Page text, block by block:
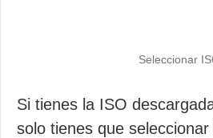
Seleccionar
Si tienes la ISO
solo tienes que